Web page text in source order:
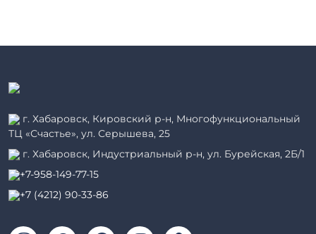
г. Хабаровск, Кировский р-н, Многофункциональный
ТЦ «Счастье», ул. Серышева, 25
г. Хабаровск, Индустриальный р-н, ул. Бурейская, 2Б/1
+7-958-149-77-15
+7 (4212) 90-33-86